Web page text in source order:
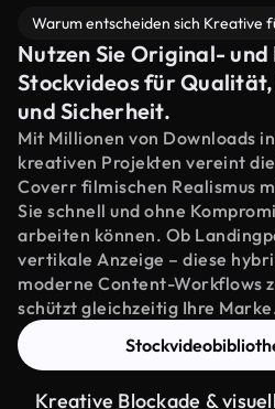
Warum entscheiden sich Kreative
Nutzen Sie Original-
Stockvideos für
und Sicherheit.
Mit Millionen von Downloads
kreativen Projekten vereint
Coverr filmischen Realismus
Sie schnell und ohne
arbeiten können. Ob
vertikale Anzeige – diese
moderne Content-Workflows
schützt gleichzeitig Ihre
Kreative Blockade &